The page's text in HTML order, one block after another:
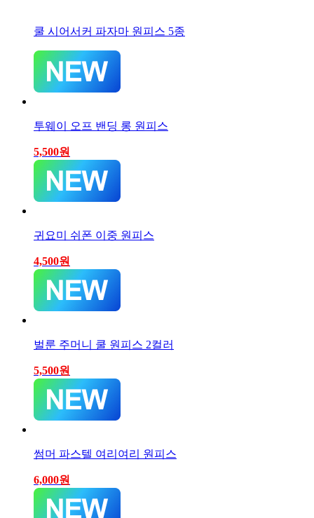
쿨 시어서커 파자마 원피스 5종
투웨이 오프 밴딩 롱 원피스
5,500원
귀요미 쉬폰 이중 원피스
4,500원
벌룬 주머니 쿨 원피스 2컬러
5,500원
썸머 파스텔 여리여리 원피스
6,000원